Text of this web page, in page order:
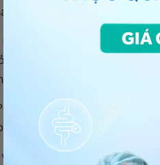
hiện sớm ung thư dạ dày ở
độ pepsinogen I huyết
nhiều nước trên thế giới lớn
3 .
I của bạn là 200,
nằm trong giới hạn bình
nam giới có PGI 200, PGII